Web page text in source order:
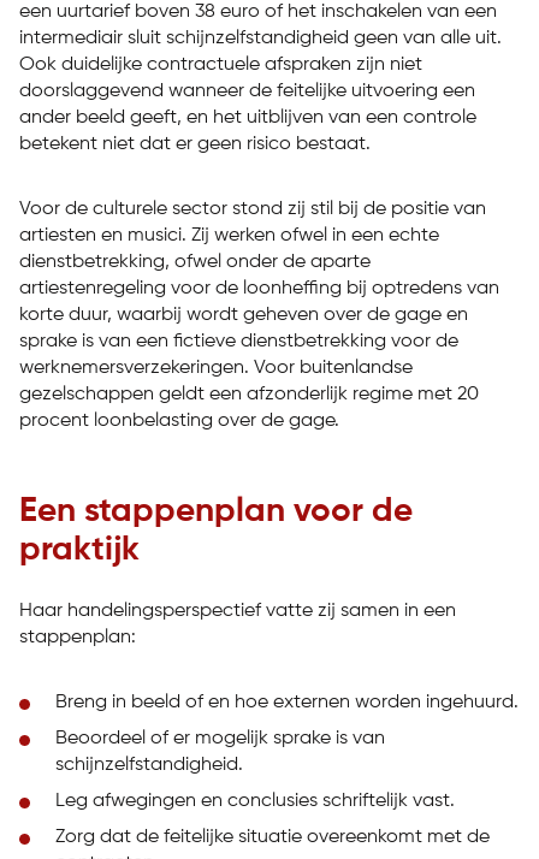
een uurtarief boven 38 euro of het inschakelen van een
intermediair sluit schijnzelfstandigheid geen van alle uit.
Ook duidelijke contractuele afspraken zijn niet
doorslaggevend wanneer de feitelijke uitvoering een
ander beeld geeft, en het uitblijven van een controle
betekent niet dat er geen risico bestaat.
Voor de culturele sector stond zij stil bij de positie van
artiesten en musici. Zij werken ofwel in een echte
dienstbetrekking, ofwel onder de aparte
artiestenregeling voor de loonheffing bij optredens van
korte duur, waarbij wordt geheven over de gage en
sprake is van een fictieve dienstbetrekking voor de
werknemersverzekeringen. Voor buitenlandse
gezelschappen geldt een afzonderlijk regime met 20
procent loonbelasting over de gage.
Een stappenplan voor de
praktijk
Haar handelingsperspectief vatte zij samen in een
stappenplan:
Breng in beeld of en hoe externen worden ingehuurd.
Beoordeel of er mogelijk sprake is van
schijnzelfstandigheid.
Leg afwegingen en conclusies schriftelijk vast.
Zorg dat de feitelijke situatie overeenkomt met de